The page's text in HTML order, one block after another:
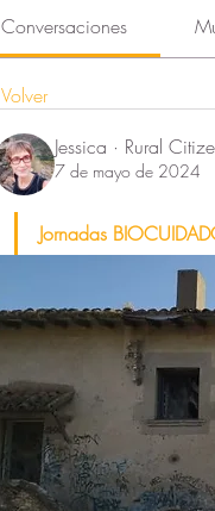
Conversaciones
Volver
Jessica · Rural
7 de mayo de 2024
Jornadas